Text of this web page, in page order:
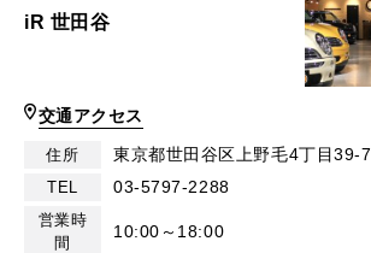
iR 世田谷
交通アクセス
住所 東京都世田谷区上野毛4丁目39-7
TEL 03-5797-2288
営業時
間
10:00～18:00